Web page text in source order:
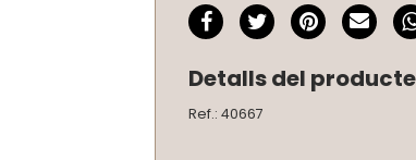
Detalls del producte
Ref.: 40667